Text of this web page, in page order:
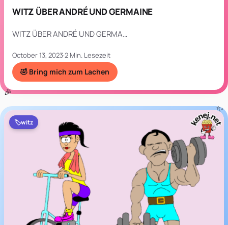
WITZ ÜBER ANDRÉ UND GERMAINE
WITZ ÜBER ANDRÉ UND GERMA…
October 13, 2023·2 Min. Lesezeit
🤣 Bring mich zum Lachen
🏷️witz